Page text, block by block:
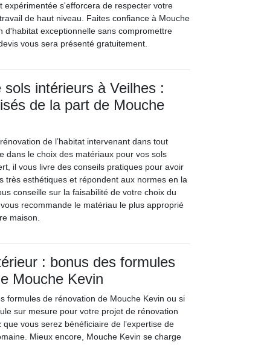
expérimentée s'efforcera de respecter votre
de haut niveau. Faites confiance à Mouche
d'habitat exceptionnelle sans compromettre
vous sera présenté gratuitement.
sols intérieurs à Veilhes :
de la part de Mouche
de l’habitat intervenant dans tout
dans le choix des matériaux pour vos sols
il vous livre des conseils pratiques pour avoir
très esthétiques et répondent aux normes en la
conseille sur la faisabilité de votre choix du
recommande le matériau le plus approprié
maison.
: bonus des formules
Mouche Kevin
formules de rénovation de Mouche Kevin ou si
sur mesure pour votre projet de rénovation
vous serez bénéficiaire de l’expertise de
Mieux encore, Mouche Kevin se charge